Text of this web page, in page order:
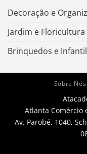
Decoração e
Jardim e Floricultura
Brinquedos e Infantil
Sobre Nós
Atlanta Comércio
Av. Parobé, 1040,